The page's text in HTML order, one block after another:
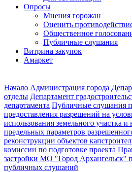
Опросы
Мнения горожан
Оценить
Общественное
Публичные слушания
Витрина закупок
Амаркет
Начало Администрация города
отделы Департамент
департамента Публичные слушания
предоставления разрешений на
использования земельного участка и
предельных параметров
реконструкции объектов
комиссии по подготовке проекта
застройки МО "Город Архангельск"
публичных слушаний